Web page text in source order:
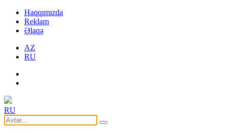
Haqqımızda
Reklam
Əlaqə
AZ
RU
RU